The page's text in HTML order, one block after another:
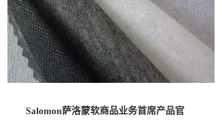
Salomon萨洛蒙软商品业务首席产品官